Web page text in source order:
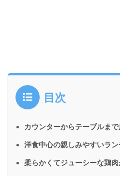
目次
カウンターからテーブルま
洋食中心の親しみやすいラ
柔らかくてジューシーな鶏